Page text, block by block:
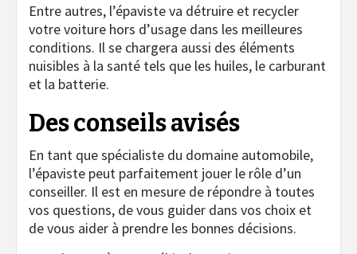
Entre autres, l’épaviste va détruire et recycler
votre voiture hors d’usage dans les meilleures
conditions. Il se chargera aussi des éléments
nuisibles à la santé tels que les huiles, le carburant
et la batterie.
Des conseils avisés
En tant que spécialiste du domaine automobile,
l’épaviste peut parfaitement jouer le rôle d’un
conseiller. Il est en mesure de répondre à toutes
vos questions, de vous guider dans vos choix et
de vous aider à prendre les bonnes décisions.